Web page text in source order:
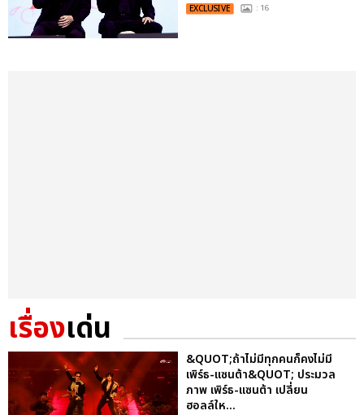
EXCLUSIVE : 16
เรื่องเด่น
&QUOT;ถ้าไม่มีทุกคนก็คงไม่มี
เพิร์ธ-แซนต้า&QUOT; ประมวล
ภาพ เพิร์ธ-แซนต้า เปลี่ยน
ฮอลล์ให...